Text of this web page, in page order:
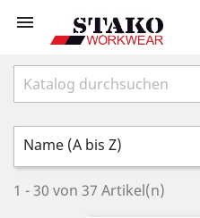

Name (A bis Z)
1 - 30 von 37 Artikel(n)